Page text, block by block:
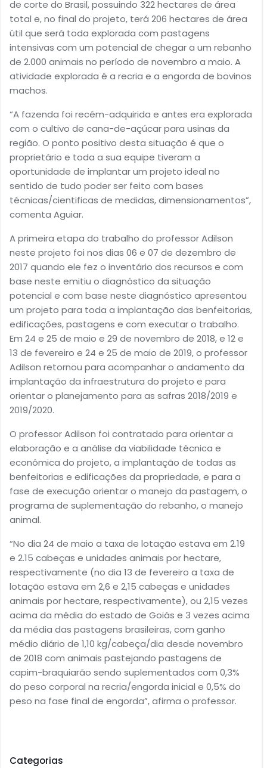
de corte do Brasil, possuindo 322 hectares de área
total e, no final do projeto, terá 206 hectares de área
útil que será toda explorada com pastagens
intensivas com um potencial de chegar a um rebanho
de 2.000 animais no período de novembro a maio. A
atividade explorada é a recria e a engorda de bovinos
machos.
“A fazenda foi recém-adquirida e antes era explorada
com o cultivo de cana-de-açúcar para usinas da
região. O ponto positivo desta situação é que o
proprietário e toda a sua equipe tiveram a
oportunidade de implantar um projeto ideal no
sentido de tudo poder ser feito com bases
técnicas/cientificas de medidas, dimensionamentos”,
comenta Aguiar.
A primeira etapa do trabalho do professor Adilson
neste projeto foi nos dias 06 e 07 de dezembro de
2017 quando ele fez o inventário dos recursos e com
base neste emitiu o diagnóstico da situação
potencial e com base neste diagnóstico apresentou
um projeto para toda a implantação das benfeitorias,
edificações, pastagens e com executar o trabalho.
Em 24 e 25 de maio e 29 de novembro de 2018, e 12 e
13 de fevereiro e 24 e 25 de maio de 2019, o professor
Adilson retornou para acompanhar o andamento da
implantação da infraestrutura do projeto e para
orientar o planejamento para as safras 2018/2019 e
2019/2020.
O professor Adilson foi contratado para orientar a
elaboração e a análise da viabilidade técnica e
econômica do projeto, a implantação de todas as
benfeitorias e edificações da propriedade, e para a
fase de execução orientar o manejo da pastagem, o
programa de suplementação do rebanho, o manejo
animal.
“No dia 24 de maio a taxa de lotação estava em 2.19
e 2.15 cabeças e unidades animais por hectare,
respectivamente (no dia 13 de fevereiro a taxa de
lotação estava em 2,6 e 2,15 cabeças e unidades
animais por hectare, respectivamente), ou 2,15 vezes
acima da média do estado de Goiás e 3 vezes acima
da média das pastagens brasileiras, com ganho
médio diário de 1,10 kg/cabeça/dia desde novembro
de 2018 com animais pastejando pastagens de
capim-braquiarão sendo suplementados com 0,3%
do peso corporal na recria/engorda inicial e 0,5% do
peso na fase final de engorda”, afirma o professor.
Categorias